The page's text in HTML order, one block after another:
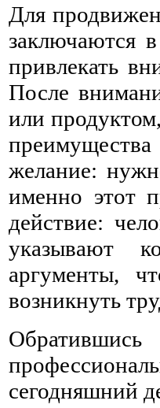
Для
заключаются
привлекать
После
или
желание:
именно этот
действие:
указывают
аргументы,
возникнуть
сегодняшний